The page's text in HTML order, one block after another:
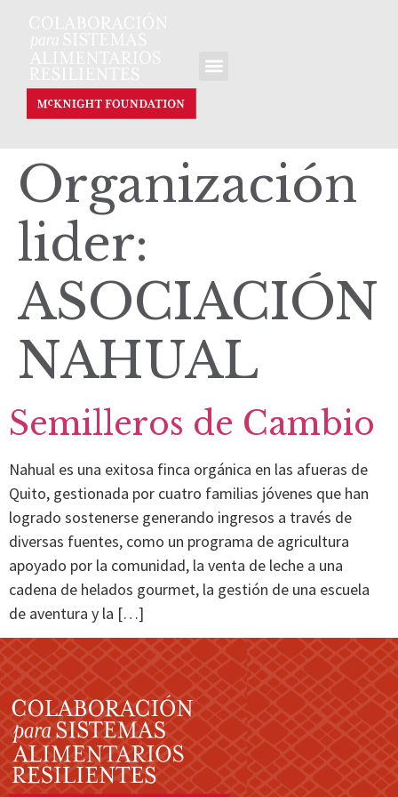
Organización
lider:
ASOCIACIÓN
NAHUAL
Semilleros de Cambio
Nahual es una exitosa finca orgánica en las afueras de
Quito, gestionada por cuatro familias jóvenes que han
logrado sostenerse generando ingresos a través de
diversas fuentes, como un programa de agricultura
apoyado por la comunidad, la venta de leche a una
cadena de helados gourmet, la gestión de una escuela
de aventura y la […]